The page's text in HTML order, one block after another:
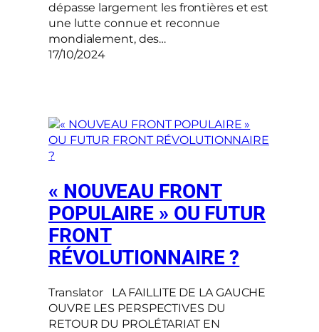
dépasse largement les frontières et est
une lutte connue et reconnue
mondialement, des…
17/10/2024
« NOUVEAU FRONT
POPULAIRE » OU FUTUR
FRONT
RÉVOLUTIONNAIRE ?
Translator LA FAILLITE DE LA GAUCHE
OUVRE LES PERSPECTIVES DU
RETOUR DU PROLÉTARIAT EN